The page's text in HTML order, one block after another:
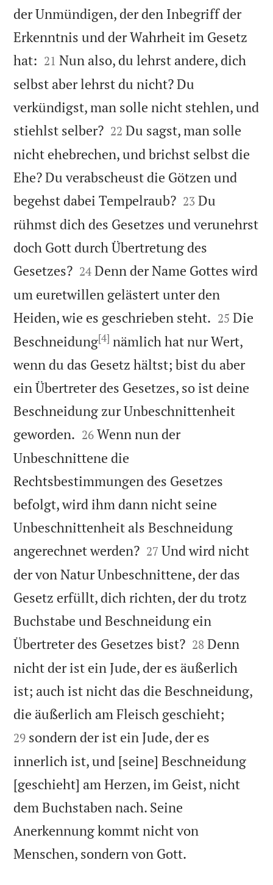
der Unmündigen, der den Inbegriff der
Erkenntnis und der Wahrheit im Gesetz
hat: 

21 Nun also, du lehrst andere, dich
selbst aber lehrst du nicht? Du
verkündigst, man solle nicht stehlen, und
stiehlst selber?
22 Du sagst, man solle
nicht ehebrechen, und brichst selbst die
Ehe? Du verabscheust die Götzen und
begehst dabei Tempelraub?
23 Du
rühmst dich des Gesetzes und verunehrst
doch Gott durch Übertretung des
Gesetzes?
24 Denn der Name Gottes wird
um euretwillen gelästert unter den
Heiden, wie es geschrieben steht. 

25 Die
Beschneidung[4] nämlich hat nur Wert,
wenn du das Gesetz hältst; bist du aber
ein Übertreter des Gesetzes, so ist deine
Beschneidung zur Unbeschnittenheit
geworden. 

26 Wenn nun der
Unbeschnittene die
Rechtsbestimmungen des Gesetzes
befolgt, wird ihm dann nicht seine
Unbeschnittenheit als Beschneidung
angerechnet werden?
27 Und wird nicht
der von Natur Unbeschnittene, der das
Gesetz erfüllt, dich richten, der du trotz
Buchstabe und Beschneidung ein
Übertreter des Gesetzes bist?
28 Denn
nicht der ist ein Jude, der es äußerlich
ist; auch ist nicht das die Beschneidung,
die äußerlich am Fleisch geschieht;
29 sondern der ist ein Jude, der es
innerlich ist, und [seine] Beschneidung
[geschieht] am Herzen, im Geist, nicht
dem Buchstaben nach. Seine
Anerkennung kommt nicht von
Menschen, sondern von Gott.